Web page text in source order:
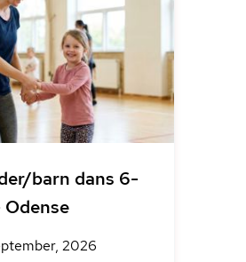
barn dans 6-
Odense
2026